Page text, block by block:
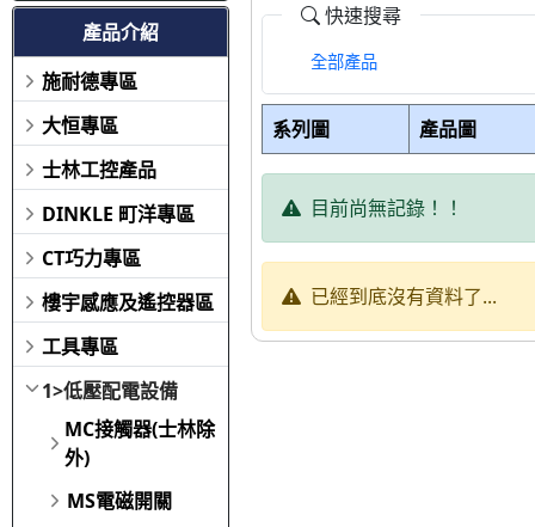
產品介紹
施耐德專區
大恒專區
士林工控產品
DINKLE 町洋專區
CT巧力專區
樓宇感應及遙控器區
工具專區
1>低壓配電設備
MC接觸器(士林除
外)
MS電磁開關
快速搜尋
全部產品
系列圖 產品圖
目前尚無記錄！！
已經到底沒有資料了...